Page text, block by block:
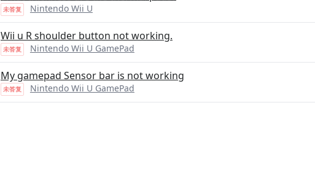
未答复 Nintendo Wii U
Wii u R shoulder button not working.
未答复 Nintendo Wii U GamePad
My gamepad Sensor bar is not working
未答复 Nintendo Wii U GamePad